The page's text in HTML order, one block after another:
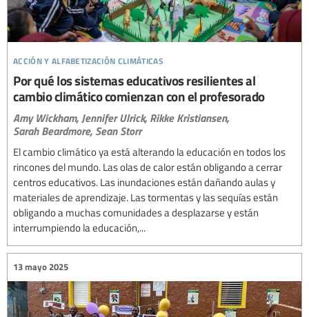
acción y alfabetización climáticas
Por qué los sistemas educativos resilientes al
cambio climático comienzan con el profesorado
Amy Wickham, Jennifer Ulrick, Rikke Kristiansen,
Sarah Beardmore, Sean Storr
El cambio climático ya está alterando la educación en todos los
rincones del mundo. Las olas de calor están obligando a cerrar
centros educativos. Las inundaciones están dañando aulas y
materiales de aprendizaje. Las tormentas y las sequías están
obligando a muchas comunidades a desplazarse y están
interrumpiendo la educación,...
13 mayo 2025